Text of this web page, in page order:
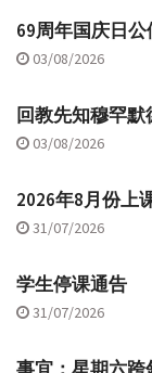
69周年国庆日
03/08/2026
回教先知穆罕
03/08/2026
2026年8月份上
31/07/2026
学生停课通告
31/07/2026
事宜：星期六跨